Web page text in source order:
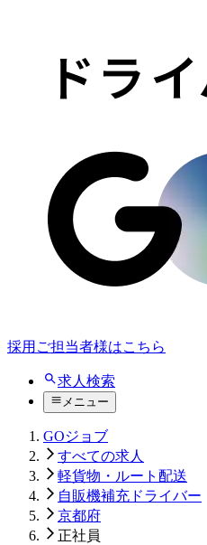
採用ご担当者様はこちら
求人検索
メニュー
GOジョブ
すべての求人
軽貨物・ルート配送
自販機補充ドライバー
京都府
正社員